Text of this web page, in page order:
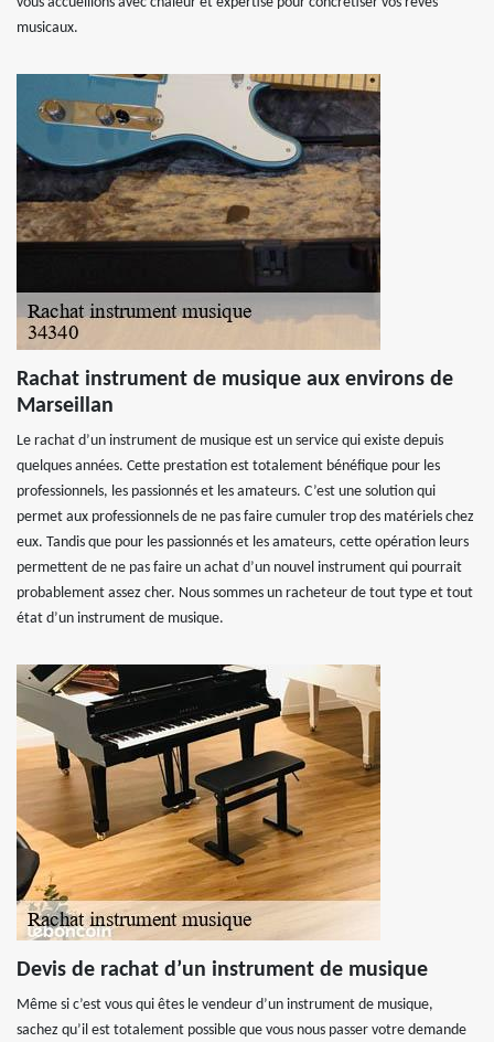
musicaux.
Rachat instrument de musique aux environs de
Marseillan
Le rachat d’un instrument de musique est un service qui existe depuis
quelques années. Cette prestation est totalement bénéfique pour les
professionnels, les passionnés et les amateurs. C’est une solution qui
permet aux professionnels de ne pas faire cumuler trop des matériels chez
eux. Tandis que pour les passionnés et les amateurs, cette opération leurs
permettent de ne pas faire un achat d’un nouvel instrument qui pourrait
probablement assez cher. Nous sommes un racheteur de tout type et tout
état d’un instrument de musique.
Devis de rachat d’un instrument de musique
Même si c’est vous qui êtes le vendeur d’un instrument de musique,
sachez qu’il est totalement possible que vous nous passer votre demande